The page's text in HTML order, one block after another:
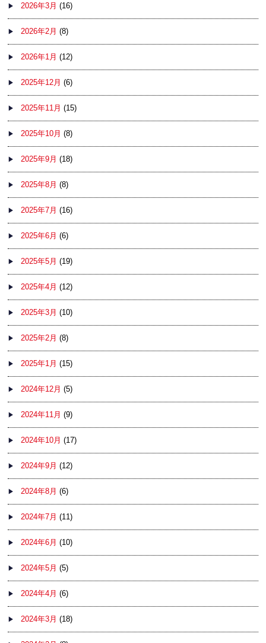
2026年3月 (16)
2026年2月 (8)
2026年1月 (12)
2025年12月 (6)
2025年11月 (15)
2025年10月 (8)
2025年9月 (18)
2025年8月 (8)
2025年7月 (16)
2025年6月 (6)
2025年5月 (19)
2025年4月 (12)
2025年3月 (10)
2025年2月 (8)
2025年1月 (15)
2024年12月 (5)
2024年11月 (9)
2024年10月 (17)
2024年9月 (12)
2024年8月 (6)
2024年7月 (11)
2024年6月 (10)
2024年5月 (5)
2024年4月 (6)
2024年3月 (18)